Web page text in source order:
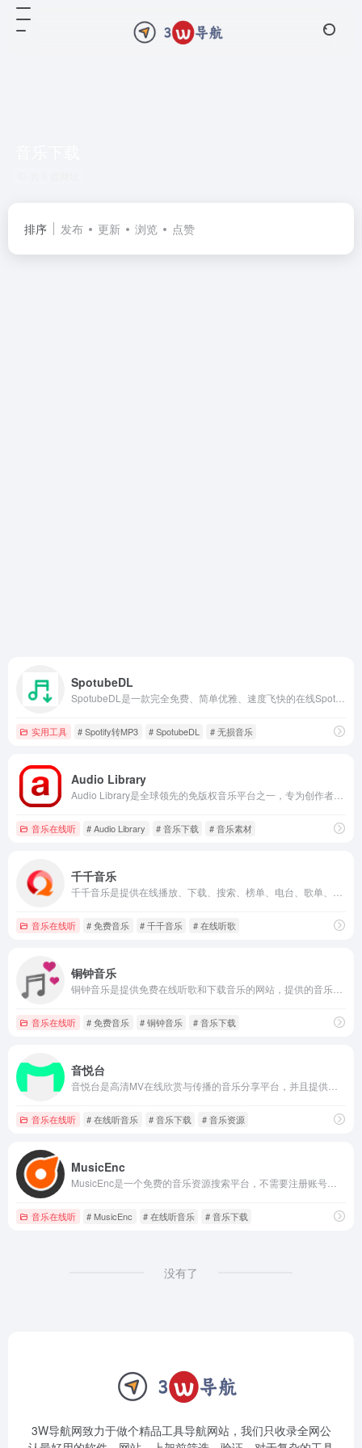
排序 发布 更新 浏览 点赞
SpotubeDL
实用工具 # Spotify转MP3 # SpotubeDL # 无损音乐
Audio Library
音乐在线听 # Audio Library # 音乐下载 # 音乐素材
千千音乐
音乐在线听 # 免费音乐 # 千千音乐 # 在线听歌
铜钟音乐
音乐在线听 # 免费音乐 # 铜钟音乐 # 音乐下载
音悦台
音乐在线听 # 在线听音乐 # 音乐下载 # 音乐资源
MusicEnc
音乐在线听 # MusicEnc # 在线听音乐 # 音乐下载
没有了
3W导航网致力于做个精品工具导航网站，我们只收录全网公